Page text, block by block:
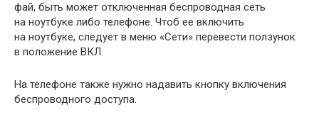
фай, быть может отключенная беспроводная сеть
на ноутбуке либо телефоне. Чтоб ее включить
на ноутбуке, следует в меню «Сети» перевести ползунок
в положение ВКЛ.
На телефоне также нужно надавить кнопку включения
беспроводного доступа.